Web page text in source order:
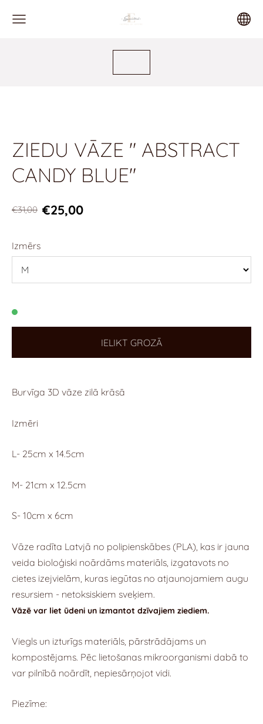
ZIEDU VĀZE " ABSTRACT
CANDY BLUE"
€31,00 €25,00
Izmērs
IELIKT GROZĀ
Burvīga 3D vāze zilā krāsā
Izmēri
L- 25cm x 14.5cm
M- 21cm x 12.5cm
S- 10cm x 6cm
Vāze radīta Latvjā no polipienskābes (PLA), kas ir jauna
veida bioloģiski noārdāms materiāls, izgatavots no
cietes izejvielām, kuras iegūtas no atjaunojamiem augu
resursiem - netoksiskiem sveķiem.
Vāzē var liet ūdeni un izmantot dzīvajiem ziediem.
Viegls un izturīgs materiāls, pārstrādājams un
kompostējams. Pēc lietošanas mikroorganismi dabā to
var pilnībā noārdīt, nepiesārņojot vidi.
Piezīme: